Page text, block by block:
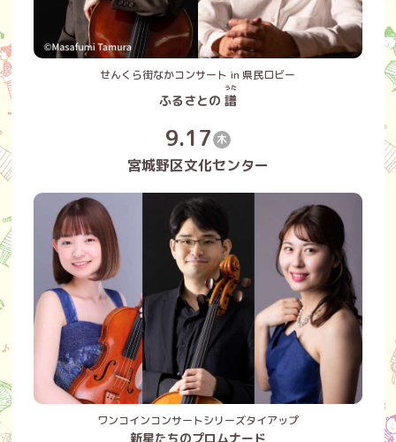
せんくら街なかコンサート in 県民ロビー
ふるさとの 譜
うた
9.17 木
宮城野区文化センター
ワンコインコンサートシリーズタイアップ
新星たちのプロムナード